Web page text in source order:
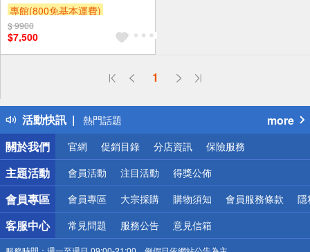
專館(800免基本運費)
滿額贈券
$ 9900
$7,500
1
活動快訊
偏遠地區配送
得獎公告
熱門話題
銀行優惠
偏遠地區配送
詐騙網頁！請小心！
more
關於我們
官網 促銷目錄 分店資訊 保險服務
主題活動 會員活動 注目活動 得獎公佈
會員專區 會員專區 大宗採購 購物須知 會員服務條款 隱
客服中心 常見問題 服務公告 意見信箱